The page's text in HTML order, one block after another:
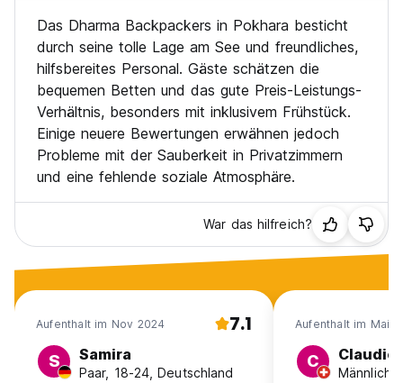
Das Dharma Backpackers in Pokhara besticht
durch seine tolle Lage am See und freundliches,
hilfsbereites Personal. Gäste schätzen die
bequemen Betten und das gute Preis-Leistungs-
Verhältnis, besonders mit inklusivem Frühstück.
Einige neuere Bewertungen erwähnen jedoch
Probleme mit der Sauberkeit in Privatzimmern
und eine fehlende soziale Atmosphäre.
War das hilfreich?
Aufenthalt im Nov 2024 7.1
S Samira
Paar, 18-24, Deutschland
Aufenthalt im Mai
C Claudio
Männlich,